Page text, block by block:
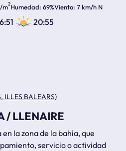
m2Humedad 69%Viento 7 km/h N
20:55
ILLES BALEARS)
/ LLENAIRE
la zona de la bahía, que
servicio o actividad